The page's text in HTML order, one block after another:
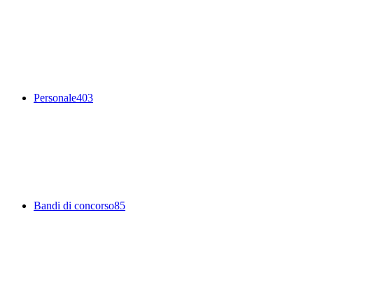
Personale403
Bandi di concorso85